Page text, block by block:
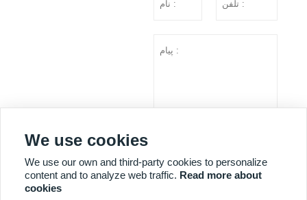
We use cookies
We use our own and third-party cookies to personalize
content and to analyze web traffic. Read more about
cookies